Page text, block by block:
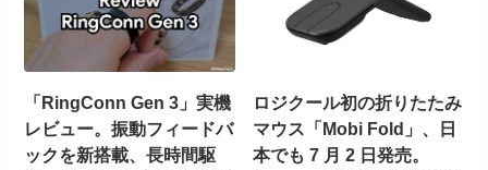
「RingConn Gen 3」実機
レビュー。振動フィードバ
ックを新搭載、長時間駆
ロジクール初の折りたたみ
マウス「Mobi Fold」、日
本でも 7 月 2 日発売。